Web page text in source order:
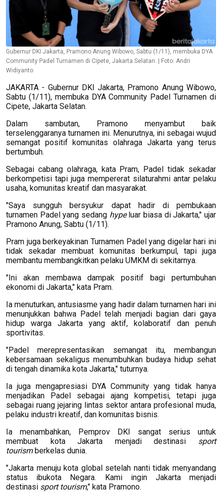
Gubernur DKI Jakarta, Pramono Anung Wibowo, Sabtu (1/11), membuka DYA
Community Padel Turnamen di Cipete, Jakarta Selatan. | Foto: Andri
Widiyanto
JAKARTA - Gubernur DKI Jakarta, Pramono Anung Wibowo,
Sabtu (1/11), membuka DYA Community Padel Turnamen di
Cipete, Jakarta Selatan.
Dalam sambutan, Pramono menyambut baik
terselenggaranya turnamen ini. Menurutnya, ini sebagai wujud
semangat positif komunitas olahraga Jakarta yang terus
bertumbuh.
Sebagai cabang olahraga, kata Pram, Padel tidak sekadar
berkompetisi tapi juga mempererat silaturahmi antar pelaku
usaha, komunitas kreatif dan masyarakat.
"Saya sungguh bersyukur dapat hadir di pembukaan
turnamen Padel yang sedang hypeluar biasa di Jakarta," ujar
Pramono Anung, Sabtu (1/11).
Pram juga berkeyakinan Turnamen Padel yang digelar hari ini
tidak sekadar membuat komunitas berkumpul, tapi juga
membantu membangkitkan pelaku UMKM di sekitarnya.
"Ini akan membawa dampak positif bagi pertumbuhan
ekonomi di Jakarta," kata Pram.
Ia menuturkan, antusiasme yang hadir dalam turnamen hari ini
menunjukkan bahwa Padel telah menjadi bagian dari gaya
hidup warga Jakarta yang aktif, kolaboratif dan penuh
sportivitas.
"Padel merepresentasikan semangat itu, membangun
kebersamaan sekaligus menumbuhkan budaya hidup sehat
di tengah dinamika kota Jakarta," tuturnya.
Ia juga mengapresiasi DYA Community yang tidak hanya
menjadikan Padel sebagai ajang kompetisi, tetapi juga
sebagai ruang jejaring lintas sektor antara profesional muda,
pelaku industri kreatif, dan komunitas bisnis.
Ia menambahkan, Pemprov DKI sangat serius untuk
membuat kota Jakarta menjadi destinasi sport
tourismberkelas dunia.
"Jakarta menuju kota global setelah nanti tidak menyandang
status ibukota Negara. Kami ingin Jakarta menjadi
destinasi sport tourism," kata Pramono.